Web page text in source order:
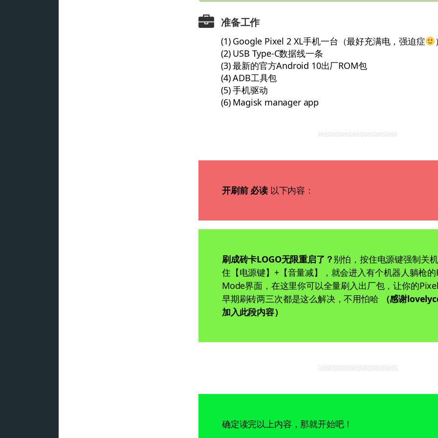
准备工作
(1) Google Pixel 2 XL手机一台（最好充满电，强迫症
(2) USB Type-C数据线一条
(3) 最新的官方Android 10出厂ROM包
(4) ADB工具包
(5) 手机驱动
(6) Magisk manager app
开刷前 必读 以下内容：
刷成砖卡LOGO无限重启了？别怕，按住电源键强制关
住【电源键】+【音量减】，就会进入有个机器人躺枪
Mode界面，在这里你可以全量刷入出厂包，让你的
早期刷砖两三次都是这么解决，不用怕哈
（感谢
加入此段内容）
确定读完以上内容，那就开始吧！